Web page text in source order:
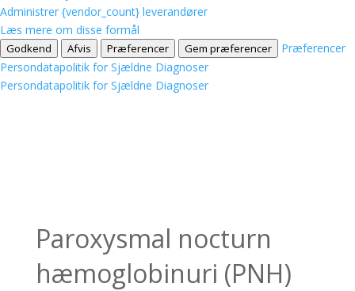
Administrer {vendor_count} leverandører
Læs mere om disse formål
Godkend Afvis Præferencer Gem præferencer
Præferencer
Persondatapolitik for Sjældne Diagnoser
Persondatapolitik for Sjældne Diagnoser
Paroxysmal nocturn
hæmoglobinuri (PNH)